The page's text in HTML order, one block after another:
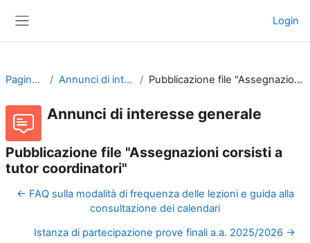
Login
Pagine del sito Annunci di interesse generale Pubblicazione file "Assegnazioni corsisti a tutor coordinatori"
Annunci di interesse generale
Pubblicazione file "Assegnazioni corsisti a
tutor coordinatori"
← FAQ sulla modalità di frequenza delle lezioni e guida alla
consultazione dei calendari
Istanza di partecipazione prove finali a.a. 2025/2026 →